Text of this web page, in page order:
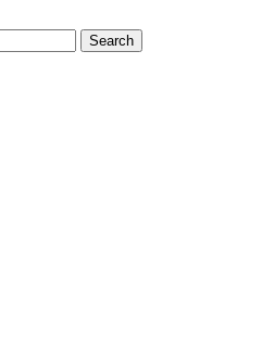
Search